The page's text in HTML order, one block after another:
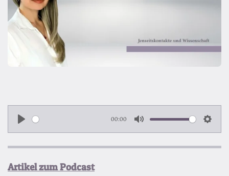
P
l
y
00:00
M
u
S
e
Artikel zum Podcast